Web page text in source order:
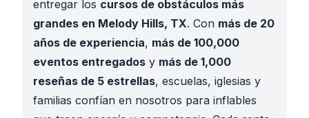
entregar los cursos de obstáculos más
grandes en Melody Hills, TX. Con más de 20
años de experiencia, más de 100,000
eventos entregados y más de 1,000
reseñas de 5 estrellas, escuelas, iglesias y
familias confían en nosotros para inflables